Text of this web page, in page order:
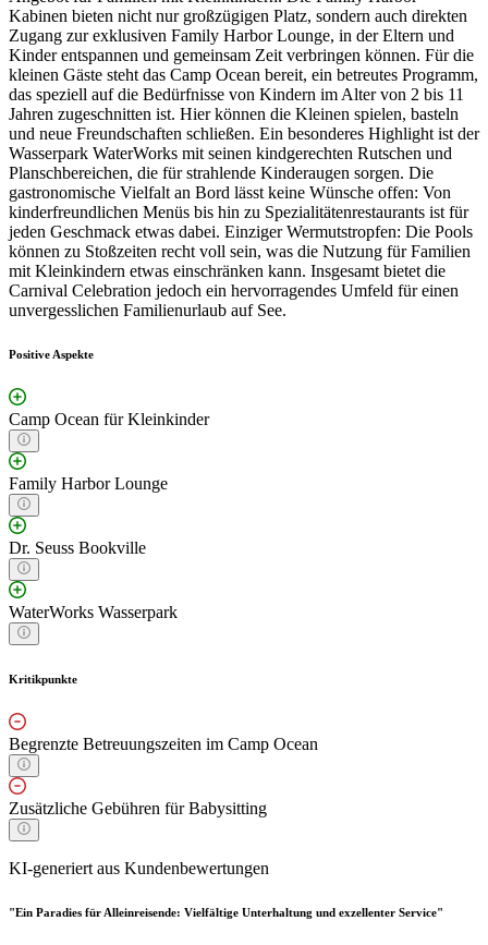
Kabinen bieten nicht nur großzügigen Platz, sondern auch direkten
Zugang zur exklusiven Family Harbor Lounge, in der Eltern und
Kinder entspannen und gemeinsam Zeit verbringen können. Für die
kleinen Gäste steht das Camp Ocean bereit, ein betreutes Programm,
das speziell auf die Bedürfnisse von Kindern im Alter von 2 bis 11
Jahren zugeschnitten ist. Hier können die Kleinen spielen, basteln
und neue Freundschaften schließen. Ein besonderes Highlight ist der
Wasserpark WaterWorks mit seinen kindgerechten Rutschen und
Planschbereichen, die für strahlende Kinderaugen sorgen. Die
gastronomische Vielfalt an Bord lässt keine Wünsche offen: Von
kinderfreundlichen Menüs bis hin zu Spezialitätenrestaurants ist für
jeden Geschmack etwas dabei. Einziger Wermutstropfen: Die Pools
können zu Stoßzeiten recht voll sein, was die Nutzung für Familien
mit Kleinkindern etwas einschränken kann. Insgesamt bietet die
Carnival Celebration jedoch ein hervorragendes Umfeld für einen
unvergesslichen Familienurlaub auf See.
Positive Aspekte
Camp Ocean für Kleinkinder
Family Harbor Lounge
Dr. Seuss Bookville
WaterWorks Wasserpark
Kritikpunkte
Begrenzte Betreuungszeiten im Camp Ocean
Zusätzliche Gebühren für Babysitting
KI-generiert aus Kundenbewertungen
"Ein Paradies für Alleinreisende: Vielfältige Unterhaltung und exzellenter Service"